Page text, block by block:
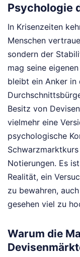
Psychologie
In Krisenzeiten
Menschen
sondern der
mag seine
bleibt ein Anker in
Besitz von
vielmehr eine
psychologische
Notierungen. Es
Realität, ein
zu bewahren,
gesehen viel zu
Warum die